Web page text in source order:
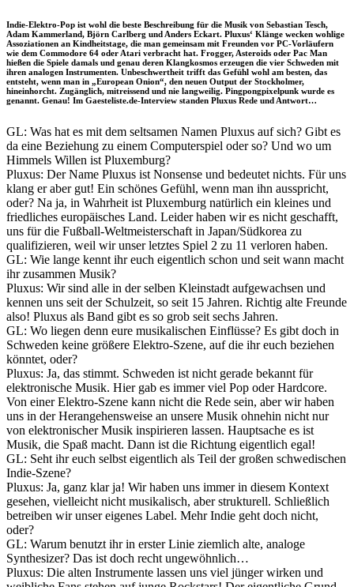
Facebook
to
clipboard
via
eMail
Indie-Elektro-Pop ist wohl die beste Beschreibung für die Musik von Sebastian Tesch,
Adam Kammerland, Björn Carlberg und Anders Eckart. Pluxus‘ Klänge wecken wohlige
Assoziationen an Kindheitstage, die man gemeinsam mit Freunden vor PC-Vorläufern
wie dem Commodore 64 oder Atari verbracht hat. Frogger, Asteroids oder Pac Man
hießen die Spiele damals und genau deren Klangkosmos erzeugen die vier Schweden mit
ihren analogen Instrumenten. Unbeschwertheit trifft das Gefühl wohl am besten, das
entsteht, wenn man in „European Onion“, den neuen Output der Stockholmer,
hineinhorcht. Zugänglich, mitreissend und nie langweilig. Pingpongpixelpunk wurde es
genannt. Genau! Im Gaesteliste.de-Interview standen Pluxus Rede und Antwort…
GL: Was hat es mit dem seltsamen Namen Pluxus auf sich? Gibt es
da eine Beziehung zu einem Computerspiel oder so? Und wo um
Himmels Willen ist Pluxemburg?
Pluxus: Der Name Pluxus ist Nonsense und bedeutet nichts. Für uns
klang er aber gut! Ein schönes Gefühl, wenn man ihn ausspricht,
oder? Na ja, in Wahrheit ist Pluxemburg natürlich ein kleines und
friedliches europäisches Land. Leider haben wir es nicht geschafft,
uns für die Fußball-Weltmeisterschaft in Japan/Südkorea zu
qualifizieren, weil wir unser letztes Spiel 2 zu 11 verloren haben.
GL: Wie lange kennt ihr euch eigentlich schon und seit wann macht
ihr zusammen Musik?
Pluxus: Wir sind alle in der selben Kleinstadt aufgewachsen und
kennen uns seit der Schulzeit, so seit 15 Jahren. Richtig alte Freunde
also! Pluxus als Band gibt es so grob seit sechs Jahren.
GL: Wo liegen denn eure musikalischen Einflüsse? Es gibt doch in
Schweden keine größere Elektro-Szene, auf die ihr euch beziehen
könntet, oder?
Pluxus: Ja, das stimmt. Schweden ist nicht gerade bekannt für
elektronische Musik. Hier gab es immer viel Pop oder Hardcore.
Von einer Elektro-Szene kann nicht die Rede sein, aber wir haben
uns in der Herangehensweise an unsere Musik ohnehin nicht nur
von elektronischer Musik inspirieren lassen. Hauptsache es ist
Musik, die Spaß macht. Dann ist die Richtung eigentlich egal!
GL: Seht ihr euch selbst eigentlich als Teil der großen schwedischen
Indie-Szene?
Pluxus: Ja, ganz klar ja! Wir haben uns immer in diesem Kontext
gesehen, vielleicht nicht musikalisch, aber strukturell. Schließlich
betreiben wir unser eigenes Label. Mehr Indie geht doch nicht,
oder?
GL: Warum benutzt ihr in erster Linie ziemlich alte, analoge
Synthesizer? Das ist doch recht ungewöhnlich…
Pluxus: Die alten Instrumente lassen uns viel jünger wirken und